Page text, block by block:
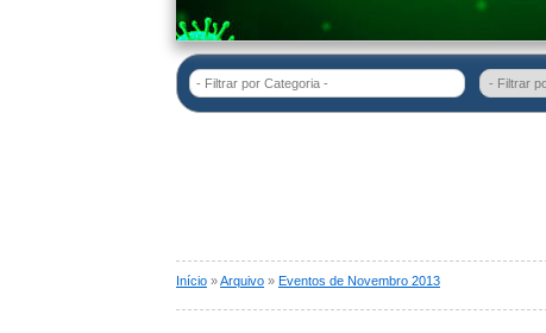
- Filtrar por Categoria -
Início »Arquivo » Eventos de Novembro 2013